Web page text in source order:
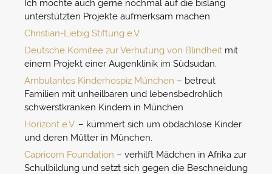
Ich möchte auch gerne nochmal auf die bislang
unterstützten Projekte aufmerksam machen:
Christian-Liebig Stiftung e.V.
Deutsche Komitee zur Verhütung von Blindheit mit
einem Projekt einer Augenklinik im Südsudan.
Ambulantes Kinderhospiz München – betreut
Familien mit unheilbaren und lebensbedrohlich
schwerstkranken Kindern in München
Horizont e.V. – kümmert sich um obdachlose Kinder
und deren Mütter in München.
Capricorn Foundation – verhilft Mädchen in Afrika zur
Schulbildung und setzt sich gegen die Beschneidung